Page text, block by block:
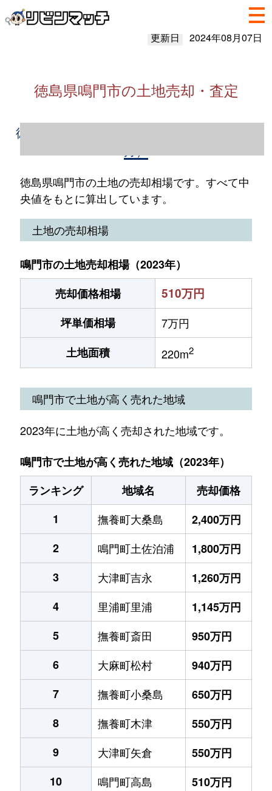
更新日 2024年08月07日
徳島県鳴門市の土地売却・査定
徳島県鳴門市の土地売却情報（2023年1～12
徳島県鳴門市の土地の売却相場です。すべて中
央値をもとに算出しています。
土地の売却相場
鳴門市の土地売却相場（2023年）
売却価格相場
510万円
坪単価相場
7万円
土地面積
220m2
鳴門市で土地が高く売れた地域
2023年に土地が高く売却された地域です。
鳴門市で土地が高く売れた地域（2023年）
ランキング
地域名
売却価格
1
撫養町大桑島
2,400万円
2
鳴門町土佐泊浦
1,800万円
3
大津町吉永
1,260万円
4
里浦町里浦
1,145万円
5
撫養町斎田
950万円
6
大麻町松村
940万円
7
撫養町小桑島
650万円
8
撫養町木津
550万円
9
大津町矢倉
550万円
10
鳴門町高島 510万円